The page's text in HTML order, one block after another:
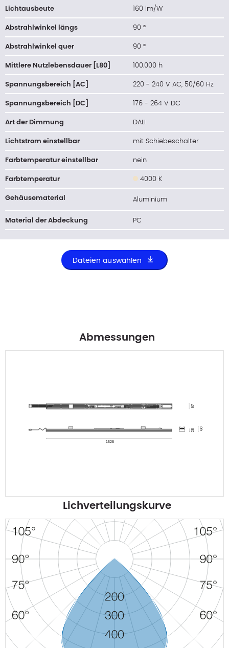
Lichtausbeute 160 lm/W
Abstrahlwinkel längs 90 °
Abstrahlwinkel quer 90 °
Mittlere Nutzlebensdauer [L80] 100.000 h
Spannungsbereich [AC] 220 - 240 V AC, 50/60 Hz
Spannungsbereich [DC] 176 - 264 V DC
Art der Dimmung DALI
Lichtstrom einstellbar mit Schiebeschalter
Farbtemperatur einstellbar nein
Farbtemperatur 4000 K
Gehäusematerial Aluminium
Material der Abdeckung PC
Dateien auswählen
Abmessungen
Lichverteilungskurve